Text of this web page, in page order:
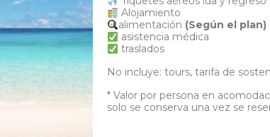
Alojamiento
alimentación (Según el plan)
asistencia médica
traslados
No incluye: tours, tarifa de
* Valor por persona en
solo se conserva una vez se